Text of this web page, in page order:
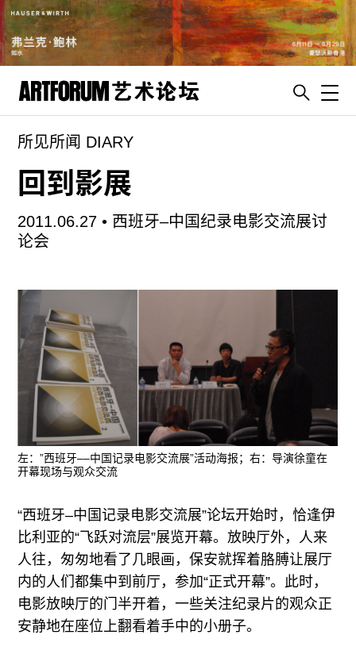
artguide
新闻
展评
杂志
ENGLISH
ART & EDUCATION
广告
订阅
往期内容
联系我们
关注我们
所见所闻 DIARY
回到影展
2011.06.27 • 西班牙–中国纪录电影交流展讨
论会
左：”西班牙––中国记录电影交流展”活动海报；右：导演徐童在
开幕现场与观众交流
“西班牙–中国记录电影交流展”论坛开始时，恰逢伊
比利亚的“飞跃对流层”展览开幕。放映厅外，人来
人往，匆匆地看了几眼画，保安就挥着胳膊让展厅
内的人们都集中到前厅，参加“正式开幕”。此时，
电影放映厅的门半开着，一些关注纪录片的观众正
安静地在座位上翻看着手中的小册子。